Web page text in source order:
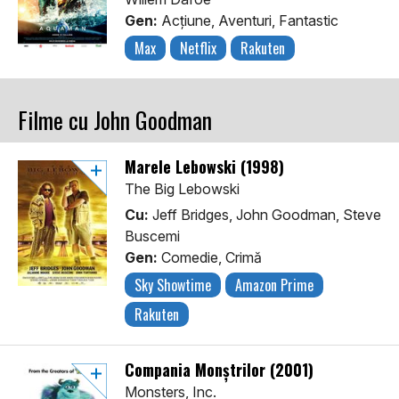
Gen: Acţiune, Aventuri, Fantastic
Max Netflix Rakuten
Filme cu John Goodman
Marele Lebowski (1998)
The Big Lebowski
Cu: Jeff Bridges, John Goodman, Steve
Buscemi
Gen: Comedie, Crimă
Sky Showtime
Amazon Prime
Rakuten
Compania Monștrilor (2001)
Monsters, Inc.